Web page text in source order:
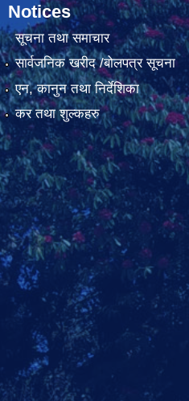
Notices
सूचना तथा समाचार
सार्वजनिक खरीद /बोलपत्र सूचना
एन, कानुन तथा निर्देशिका
कर तथा शुल्कहरु